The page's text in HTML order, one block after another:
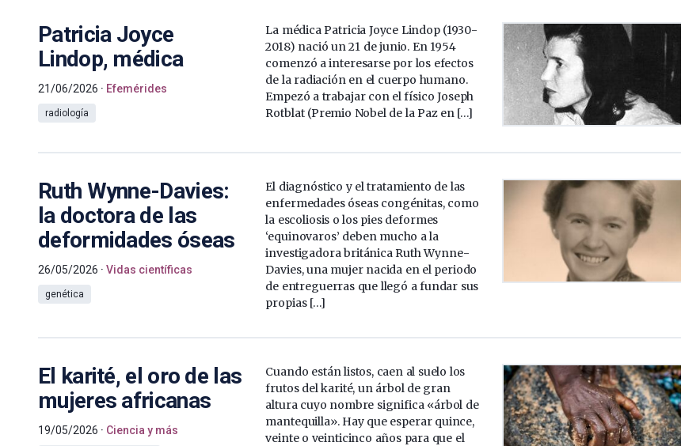
Patricia Joyce
Lindop, médica
21/06/2026 Efemérides
radiología
La médica Patricia Joyce Lindop (1930-
2018) nació un 21 de junio. En 1954
comenzó a interesarse por los efectos
de la radiación en el cuerpo humano.
Empezó a trabajar con el físico Joseph
Rotblat (Premio Nobel de la Paz en […]
Ruth Wynne-Davies:
la doctora de las
deformidades óseas
26/05/2026 Vidas científicas
genética
El diagnóstico y el tratamiento de las
enfermedades óseas congénitas, como
la escoliosis o los pies deformes
‘equinovaros’ deben mucho a la
investigadora británica Ruth Wynne-
Davies, una mujer nacida en el periodo
de entreguerras que llegó a fundar sus
propias […]
El karité, el oro de las
mujeres africanas
19/05/2026 Ciencia y más
Cuando están listos, caen al suelo los
frutos del karité, un árbol de gran
altura cuyo nombre significa «árbol de
mantequilla». Hay que esperar quince,
veinte o veinticinco años para que el